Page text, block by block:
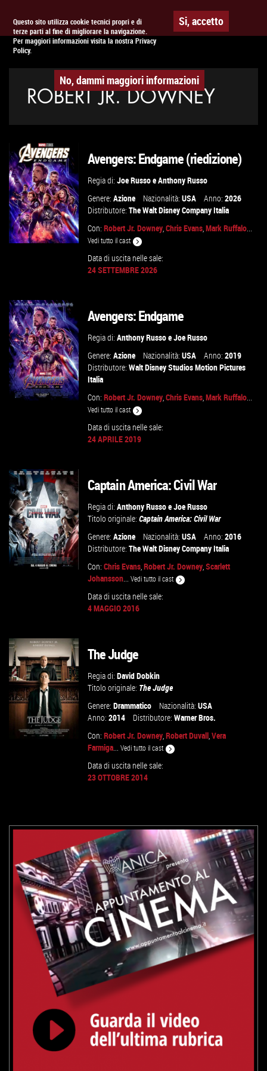
Questo sito utilizza cookie tecnici propri e di
terze parti al fine di migliorare la navigazione.
Per maggiori informazioni visita la nostra Privacy
Policy.
Si, accetto
No, dammi maggiori informazioni
APPUNTAMENTO AL CINEMA
ROBERT JR. DOWNEY
VAI ALLA SCHEDA
Avengers: Endgame (riedizione)
Regia di:Joe RussoeAnthony Russo
Genere:Azione Nazionalità:USA Anno:2026
Distributore:The Walt Disney Company Italia
Con:Robert Jr. Downey,Chris Evans,Mark Ruffalo...
Vedi tutto il cast
Data di uscita nelle sale:
24 SETTEMBRE 2026
VAI ALLA SCHEDA
Avengers: Endgame
Regia di:Anthony RussoeJoe Russo
Genere:Azione Nazionalità:USA Anno:2019
Distributore:Walt Disney Studios Motion Pictures
Italia
Con:Robert Jr. Downey,Chris Evans,Mark Ruffalo...
Vedi tutto il cast
Data di uscita nelle sale:
24 APRILE 2019
VAI ALLA SCHEDA
Captain America: Civil War
Regia di:Anthony RussoeJoe Russo
Titolo originale:Captain America: Civil War
Genere:Azione Nazionalità:USA Anno:2016
Distributore:The Walt Disney Company Italia
Con:Chris Evans,Robert Jr. Downey,Scarlett
Johansson...Vedi tutto il cast
Data di uscita nelle sale:
4 MAGGIO 2016
The Judge
Regia di:David Dobkin
Titolo originale: The Judge
Genere:Drammatico Nazionalità:USA
Anno:2014 Distributore:Warner Bros.
Con:Robert Jr. Downey,Robert Duvall,Vera
Farmiga...Vedi tutto il cast
Data di uscita nelle sale:
23 OTTOBRE 2014